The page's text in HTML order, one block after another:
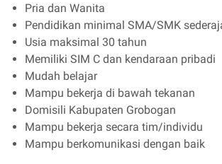
Pria dan Wanita
Pendidikan minimal SMA/SMK
Usia maksimal 30 tahun
Memiliki SIM C dan kendaraan pribadi
Mudah belajar
Mampu bekerja di bawah tekanan
Domisili Kabupaten Grobogan
Mampu bekerja secara tim/individu
Mampu berkomunikasi dengan baik